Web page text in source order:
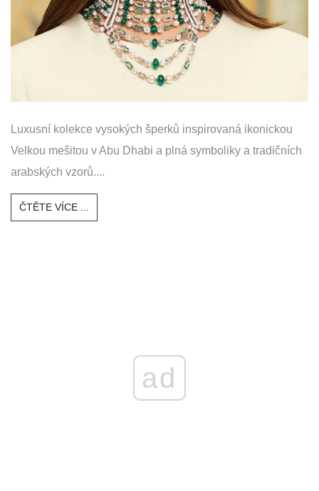
Luxusní kolekce vysokých šperků inspirovaná ikonickou
Velkou mešitou v Abu Dhabi a plná symboliky a tradičních
arabských vzorů....
ČTĚTE VÍCE ...
ad